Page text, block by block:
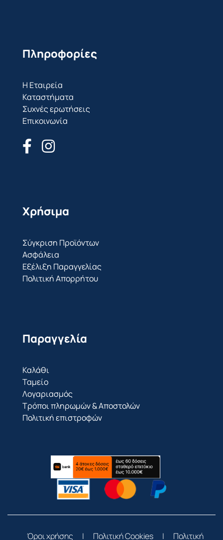
Πληροφορίες
Η Εταιρεία
Καταστήματα
Συχνές ερωτήσεις
Επικοινωνία
Χρήσιμα
Σύγκριση Προϊόντων
Ασφάλεια
Εξέλιξη Παραγγελίας
Πολιτική Απορρήτου
Παραγγελία
Καλάθι
Ταμείο
Λογαριασμός
Τρόποι πληρωμών & Αποστολών
Πολιτική επιστροφών
Όροι χρήσης | Πολιτική Cookies | Πολιτική